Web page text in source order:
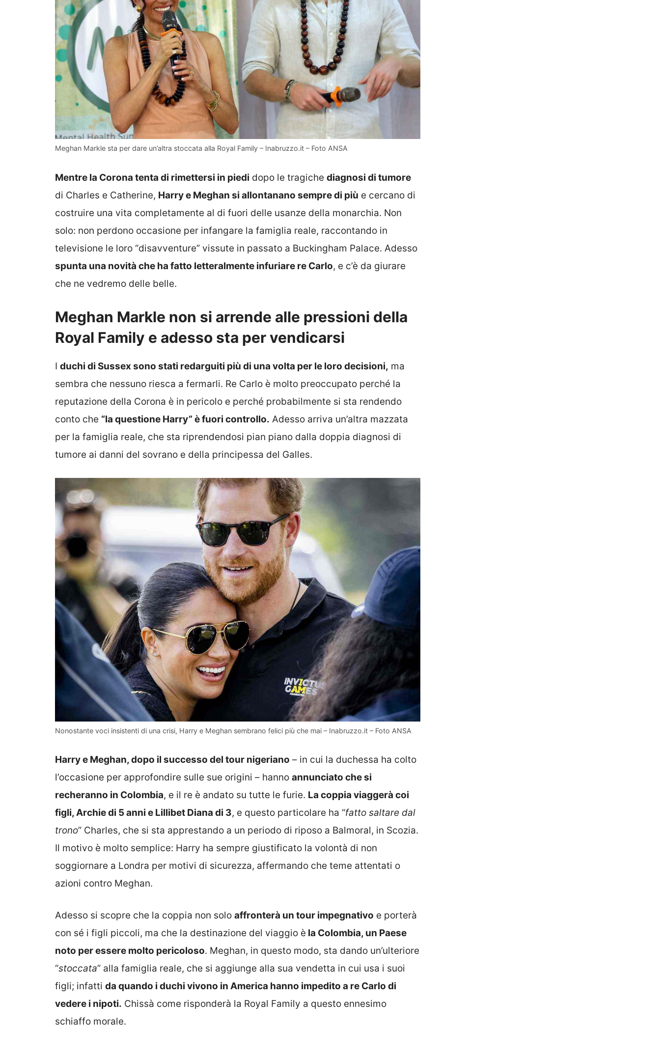
Meghan Markle sta per dare un’altra stoccata alla Royal Family – Inabruzzo.it – Foto ANSA
Mentre la Corona tenta di rimettersi in piedi dopo le tragiche diagnosi di tumore
di Charles e Catherine, Harry e Meghan si allontanano sempre di più e cercano di
costruire una vita completamente al di fuori delle usanze della monarchia. Non
solo: non perdono occasione per infangare la famiglia reale, raccontando in
televisione le loro “disavventure” vissute in passato a Buckingham Palace. Adesso
spunta una novità che ha fatto letteralmente infuriare re Carlo, e c’è da giurare
che ne vedremo delle belle.
Meghan Markle non si arrende alle pressioni della
Royal Family e adesso sta per vendicarsi
I duchi di Sussex sono stati redarguiti più di una volta per le loro decisioni, ma
sembra che nessuno riesca a fermarli. Re Carlo è molto preoccupato perché la
reputazione della Corona è in pericolo e perché probabilmente si sta rendendo
conto che “la questione Harry” è fuori controllo. Adesso arriva un’altra mazzata
per la famiglia reale, che sta riprendendosi pian piano dalla doppia diagnosi di
tumore ai danni del sovrano e della principessa del Galles.
Nonostante voci insistenti di una crisi, Harry e Meghan sembrano felici più che mai – Inabruzzo.it – Foto ANSA
Harry e Meghan, dopo il successo del tour nigeriano – in cui la duchessa ha colto
l’occasione per approfondire sulle sue origini – hanno annunciato che si
recheranno in Colombia, e il re è andato su tutte le furie. La coppia viaggerà coi
figli, Archie di 5 anni e Lillibet Diana di 3, e questo particolare ha “fatto saltare dal
trono” Charles, che si sta apprestando a un periodo di riposo a Balmoral, in Scozia.
Il motivo è molto semplice: Harry ha sempre giustificato la volontà di non
soggiornare a Londra per motivi di sicurezza, affermando che teme attentati o
azioni contro Meghan.
Adesso si scopre che la coppia non solo affronterà un tour impegnativo e porterà
con sé i figli piccoli, ma che la destinazione del viaggio è la Colombia, un Paese
noto per essere molto pericoloso. Meghan, in questo modo, sta dando un’ulteriore
“stoccata” alla famiglia reale, che si aggiunge alla sua vendetta in cui usa i suoi
figli; infatti da quando i duchi vivono in America hanno impedito a re Carlo di
vedere i nipoti. Chissà come risponderà la Royal Family a questo ennesimo
schiaffo morale.